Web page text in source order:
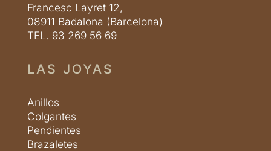
Francesc Layret 12,
08911 Badalona (Barcelona)
TEL. 93 269 56 69
LAS JOYAS
Anillos
Colgantes
Pendientes
Brazaletes